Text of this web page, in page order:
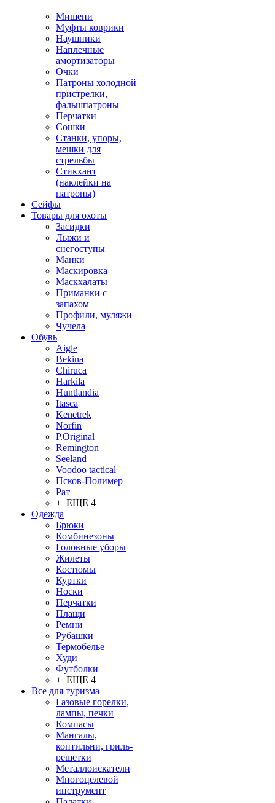
Мишени
Муфты коврики
Наушники
Наплечные
амортизаторы
Очки
Патроны холодной
пристрелки,
фальшпатроны
Перчатки
Сошки
Станки, упоры,
мешки для
стрельбы
Стикхант
(наклейки на
патроны)
Сейфы
Товары для охоты
Засидки
Лыжи и
снегоступы
Манки
Маскировка
Маскхалаты
Приманки с
запахом
Профили, муляжи
Чучела
Обувь
Aigle
Bekina
Chiruсa
Harkila
Huntlandia
Itasca
Kenetrek
Norfin
P.Original
Remington
Seeland
Voodoo tactical
Псков-Полимер
Рат
+ ЕЩЕ 4
Одежда
Брюки
Комбинезоны
Головные уборы
Жилеты
Костюмы
Куртки
Носки
Перчатки
Плащи
Ремни
Рубашки
Термобелье
Худи
Футболки
+ ЕЩЕ 4
Все для туризма
Газовые горелки,
лампы, печки
Компасы
Мангалы,
коптильни, гриль-
решетки
Металлоискатели
Многоцелевой
инструмент